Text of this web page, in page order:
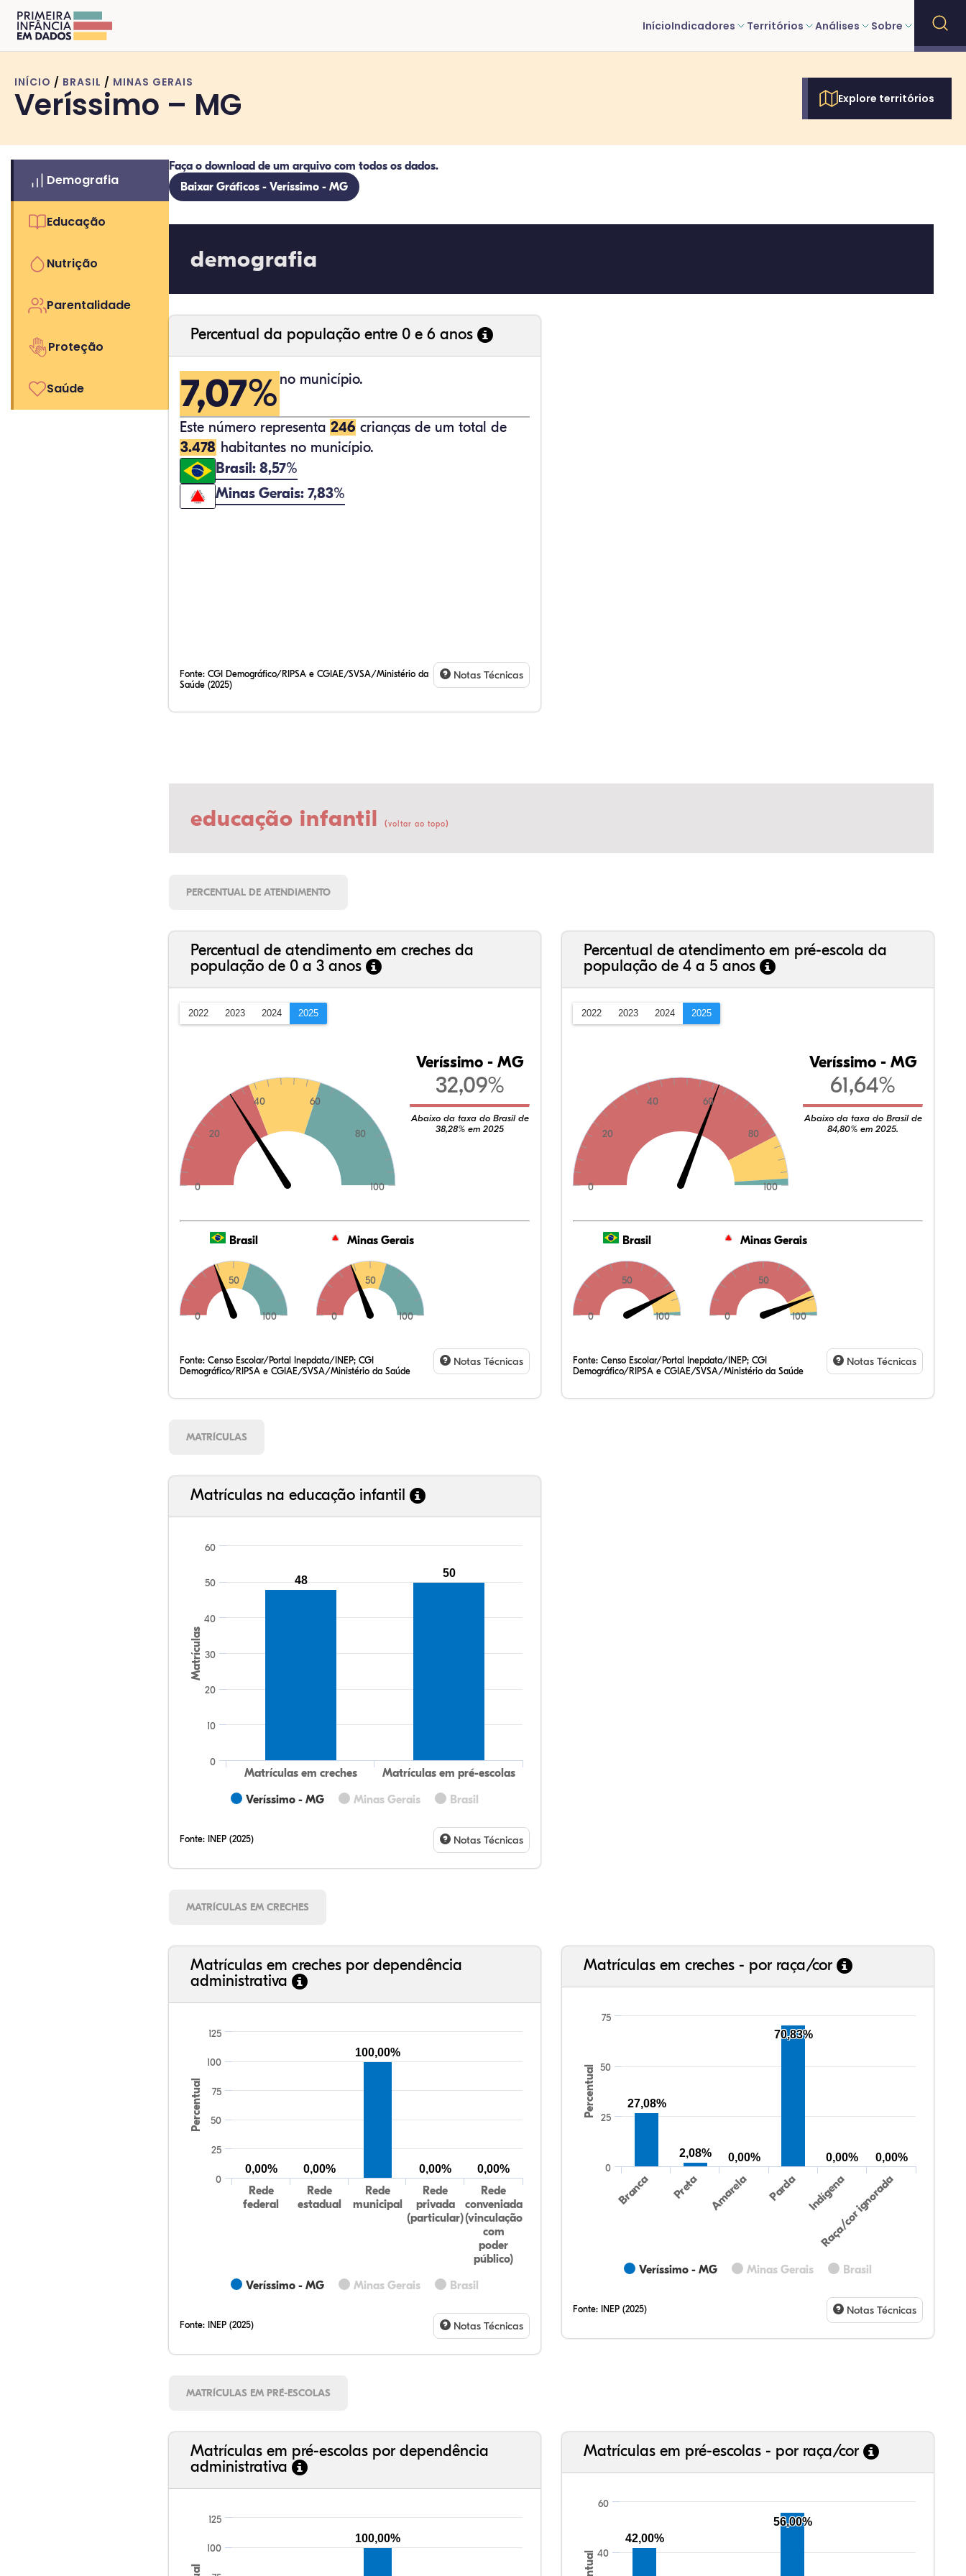
InícioIndicadores Territórios Análises Sobre
INÍCIO / BRASIL / MINAS GERAIS
Veríssimo – MG Explore territórios
Demografia
Educação
Nutrição
Parentalidade
Proteção
Saúde
Faça o download de um arquivo com todos os dados.
Baixar Gráficos - Veríssimo - MG
demografia
Percentual da população entre 0 e 6 anos
7,07% no município.
Este número representa 246 crianças de um total de
3.478 habitantes no município.
Brasil: 8,57%
Minas Gerais: 7,83%
Fonte: CGI Demográfico/RIPSA e CGIAE/SVSA/Ministério da
Saúde (2025)
Notas Técnicas
educação infantil (voltar ao topo)
PERCENTUAL DE ATENDIMENTO
Percentual de atendimento em creches da
população de 0 a 3 anos
2022 2023 2024 2025
0
20
40 60
80
100
Veríssimo - MG
32,09%
Abaixo da taxa do Brasil de
38,28% em 2025
Brasil
0
50
100
Minas Gerais
0
50
100
Fonte: Censo Escolar/Portal Inepdata/INEP; CGI
Demográfico/RIPSA e CGIAE/SVSA/Ministério da Saúde
Notas Técnicas
Percentual de atendimento em pré-escola da
população de 4 a 5 anos
2022 2023 2024 2025
0
20
40 60
80
100
Veríssimo - MG
61,64%
Abaixo da taxa do Brasil de
84,80% em 2025.
Brasil
0
50
100
Minas Gerais
0
50
100
Fonte: Censo Escolar/Portal Inepdata/INEP; CGI
Demográfico/RIPSA e CGIAE/SVSA/Ministério da Saúde
Notas Técnicas
MATRÍCULAS
Matrículas na educação infantil
Matrículas
Veríssimo - MG Minas Gerais Brasil
Matrículas em creches Matrículas em pré-escolas
0
10
20
30
40
50
60
48
50
Fonte: INEP (2025) Notas Técnicas
MATRÍCULAS EM CRECHES
Matrículas em creches por dependência
administrativa
Percentual
Veríssimo - MG Minas Gerais Brasil
Rede
federal
Rede
estadual
Rede
municipal
Rede
privada
(particular)
Rede
conveniada
(vinculação
com
poder
público)
0
25
50
75
100
125
0,00% 0,00%
100,00%
0,00% 0,00%
Fonte: INEP (2025) Notas Técnicas
Matrículas em creches - por raça/cor
Percentual
Veríssimo - MG Minas Gerais Brasil
Branca Preta Amarela Parda Indígena
Raça/cor ignorada
0
25
50
75
27,08%
2,08% 0,00%
70,83%
0,00% 0,00%
Fonte: INEP (2025) Notas Técnicas
MATRÍCULAS EM PRÉ-ESCOLAS
Matrículas em pré-escolas por dependência
administrativa
100
125
100,00%
Matrículas em pré-escolas - por raça/cor
40
60
42,00%
56,00%
33,64%
10,67%
0,59%
52,99%
0,22%
1,89%
35,47%
7,72%
0,47%
54,20%
0,83%
1,31%
33,60%
17,60%
0,00%
48,00%
0,80%
0,00%
32,28%
12,07%
0,23%
51,73%
2,94%
0,75%